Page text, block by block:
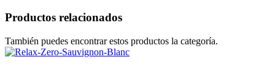
Productos relacionados
También puedes encontrar estos productos la categoría.